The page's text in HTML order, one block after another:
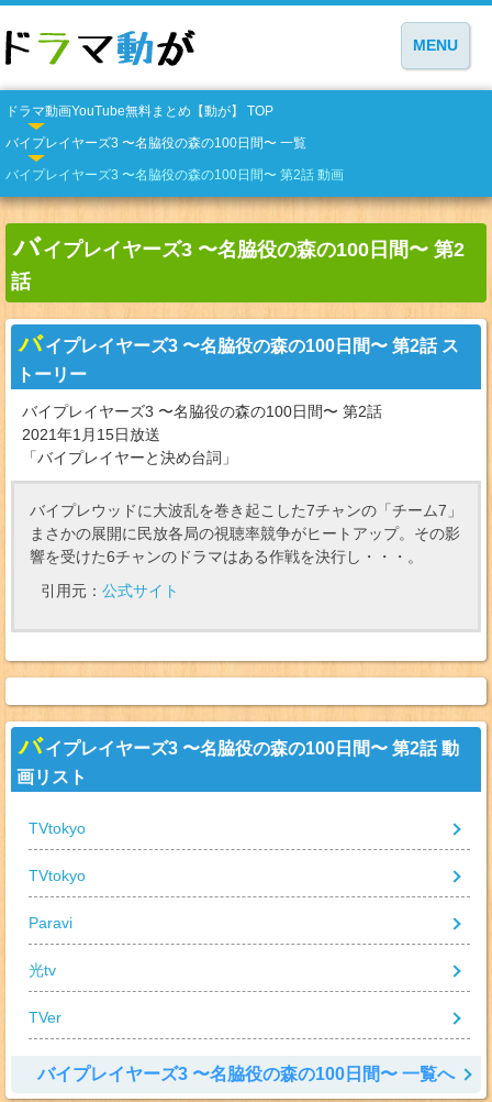
MENU
ドラマ動画YouTube無料まとめ【動が】 TOP
バイプレイヤーズ3 〜名脇役の森の100日間〜 一覧
バイプレイヤーズ3 〜名脇役の森の100日間〜 第2話 動画
バイプレイヤーズ3 〜名脇役の森の100日間〜 第2
話
バイプレイヤーズ3 〜名脇役の森の100日間〜 第2話 ス
トーリー
バイプレイヤーズ3 〜名脇役の森の100日間〜 第2話
2021年1月15日放送
「バイプレイヤーと決め台詞」
バイプレウッドに大波乱を巻き起こした7チャンの「チーム7」
まさかの展開に民放各局の視聴率競争がヒートアップ。その影
響を受けた6チャンのドラマはある作戦を決行し・・・。
引用元： 公式サイト
バイプレイヤーズ3 〜名脇役の森の100日間〜 第2話 動
画リスト
TVtokyo
TVtokyo
Paravi
光tv
TVer
バイプレイヤーズ3 〜名脇役の森の100日間〜 一覧へ